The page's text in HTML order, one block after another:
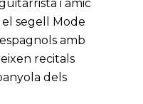
i amic
segell Mode
amb
recitals
dels